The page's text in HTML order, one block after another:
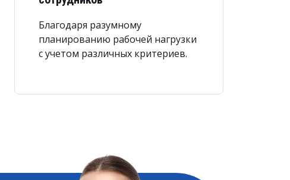
Благодаря разумному
планированию рабочей нагрузки
с учетом различных критериев.